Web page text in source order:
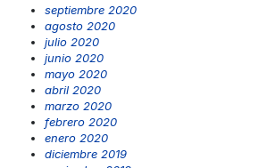
septiembre 2020
agosto 2020
julio 2020
junio 2020
mayo 2020
abril 2020
marzo 2020
febrero 2020
enero 2020
diciembre 2019